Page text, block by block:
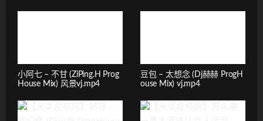
小阿七 – 不甘 (ZiPing.H Prog
House Mix) 风景vj.mp4
豆包 – 太想念 (Dj赫赫 ProgH
ouse Mix) vj.mp4